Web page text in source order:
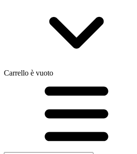
Carrello è vuoto